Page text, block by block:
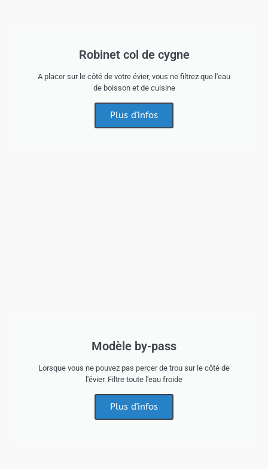
Robinet col de cygne
A placer sur le côté de votre évier, vous ne filtrez que l'eau
de boisson et de cuisine
Plus d'infos
Modèle by-pass
Lorsque vous ne pouvez pas percer de trou sur le côté de
l'évier. Filtre toute l'eau froide
Plus d'infos